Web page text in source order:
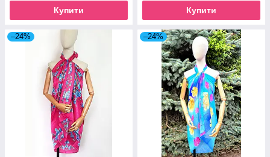
Купити Купити
–24% –24%